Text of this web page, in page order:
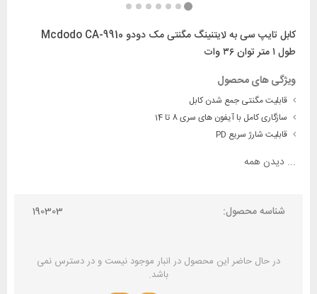
کابل تایپ سی به لایتنینگ مگنتی مک دودو Mcdodo CA-9910
طول ۱ متر توان ۳۶ وات
ویژگی های محصول
قابلیت مگنتی جمع شدن کابل
سازگاری کامل با آیفون‌ های سری 8 تا 14
قابلیت شارژ سریع PD
... دیدن همه
شناسه محصول: 190303
در حال حاضر این محصول در انبار موجود نیست و در دسترس نمی
باشد.